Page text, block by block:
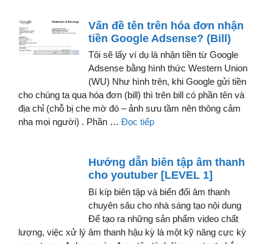
Vấn đề tên trên hóa đơn nhận
tiền Google Adsense? (Bill)
Tôi sẽ lấy ví dụ là nhận tiền từ Google
Adsense bằng hình thức Western Union
(WU) Như hình trên, khi Google gửi tiền
cho chúng ta qua hóa đơn (bill) thì trên bill có phần tên và
địa chỉ (chỗ bị che mờ đó – ảnh sưu tầm nên thông cảm
nha mọi người) . Phần … Đọc tiếp
Hướng dẫn biên tập âm thanh
cho youtuber [LEVEL 1]
Bí kíp biên tập và biến đổi âm thanh
chuyên sâu cho nhà sáng tạo nội dung
Để tạo ra những sản phẩm video chất
lượng, việc xử lý âm thanh hậu kỳ là một kỹ năng cực kỳ